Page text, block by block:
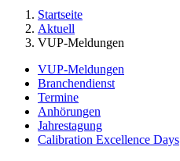
Startseite
Aktuell
VUP-Meldungen
VUP-Meldungen
Branchendienst
Termine
Anhörungen
Jahrestagung
Calibration Excellence Days